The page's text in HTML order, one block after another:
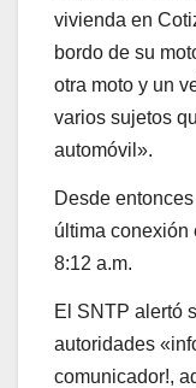
vivienda en
bordo de su
otra moto y un
varios sujetos
automóvil».
Desde
última conexión
8:12 a.m.
El SNTP alertó
autoridades
comunicador!,